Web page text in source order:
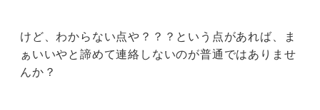
けど、わからない点や？？？という点があれば、ま
ぁいいやと諦めて連絡しないのが普通ではありませ
んか？